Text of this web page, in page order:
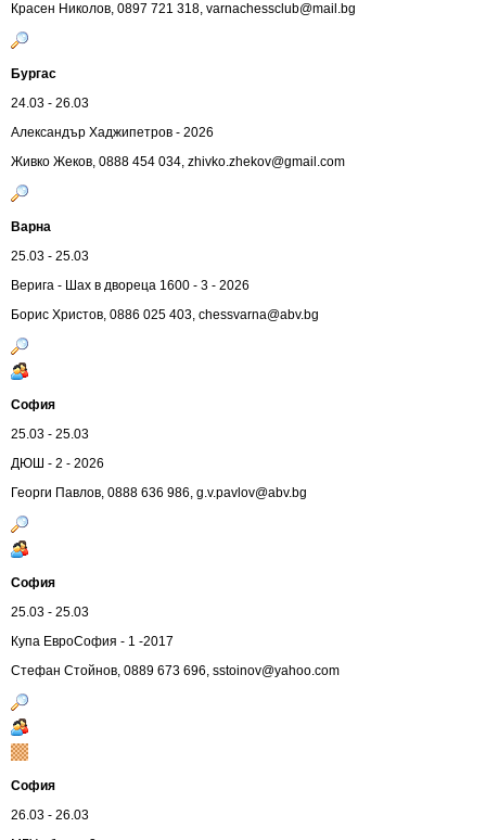
Красен Николов, 0897 721 318, varnachessclub@mail.bg
Бургас
24.03 - 26.03
Александър Хаджипетров - 2026
Живко Жеков, 0888 454 034, zhivko.zhekov@gmail.com
Варна
25.03 - 25.03
Верига - Шах в двореца 1600 - 3 - 2026
Борис Христов, 0886 025 403, chessvarna@abv.bg
София
25.03 - 25.03
ДЮШ - 2 - 2026
Георги Павлов, 0888 636 986, g.v.pavlov@abv.bg
София
25.03 - 25.03
Купа ЕвроСофия - 1 -2017
Стефан Стойнов, 0889 673 696, sstoinov@yahoo.com
София
26.03 - 26.03